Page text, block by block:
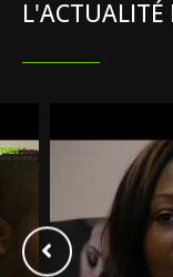
L'ACTUALITÉ